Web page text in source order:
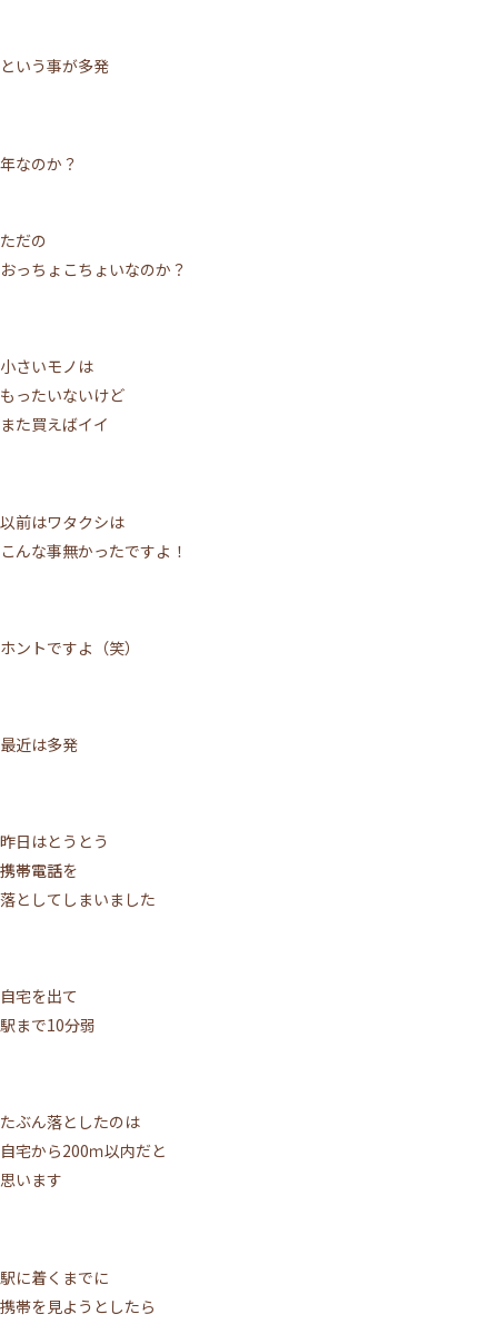
という事が多発
年なのか？
ただの
おっちょこちょいなのか？
小さいモノは
もったいないけど
また買えばイイ
以前はワタクシは
こんな事無かったですよ！
ホントですよ（笑）
最近は多発
昨日はとうとう
携帯電話を
落としてしまいました
自宅を出て
駅まで10分弱
たぶん落としたのは
自宅から200ｍ以内だと
思います
駅に着くまでに
携帯を見ようとしたら